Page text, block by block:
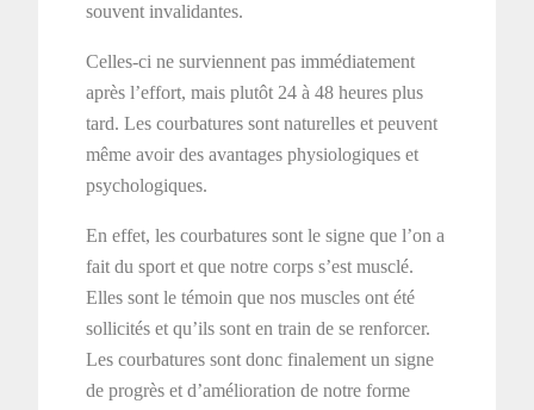
souvent invalidantes.
Celles-ci ne surviennent pas immédiatement
après l’effort, mais plutôt 24 à 48 heures plus
tard. Les courbatures sont naturelles et peuvent
même avoir des avantages physiologiques et
psychologiques.
En effet, les courbatures sont le signe que l’on a
fait du sport et que notre corps s’est musclé.
Elles sont le témoin que nos muscles ont été
sollicités et qu’ils sont en train de se renforcer.
Les courbatures sont donc finalement un signe
de progrès et d’amélioration de notre forme